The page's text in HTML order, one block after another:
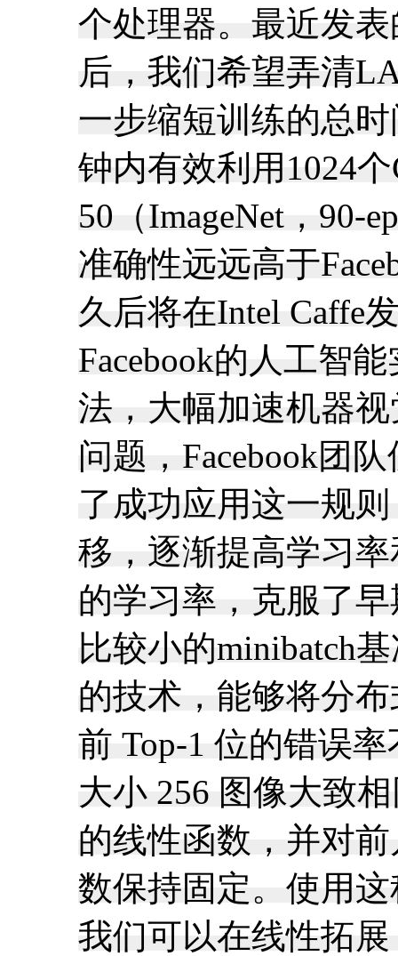
个处理器。最近发
后，我们希望弄清
一步缩短训练的总
钟内有效利用1024
50（ImageNet，90-
准确性远远高于
久后将在Intel Caffe
Facebook的人工智
法，大幅加速机器
问题，Facebook团
了成功应用这一规
移，逐渐提高学习
的学习率，克服了
比较小的minibatch
的技术，能够将分
前 Top-1 位的错误
大小 256 图像大致
的线性函数，并对
数保持固定。使用
我们可以在线性拓